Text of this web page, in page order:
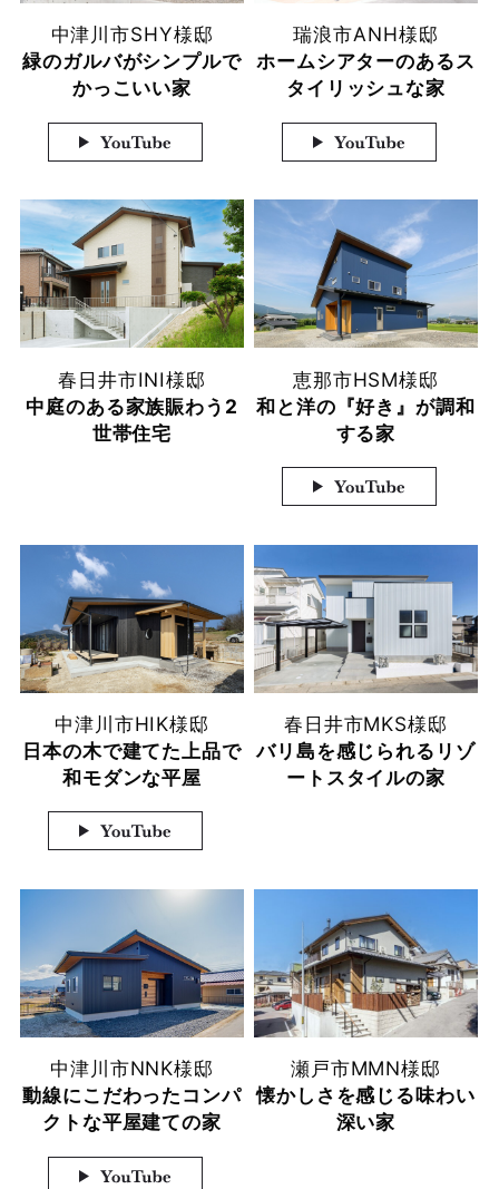
中津川市SHY様邸
緑のガルバがシンプルで
かっこいい家
瑞浪市ANH様邸
ホームシアターのあるス
タイリッシュな家
春日井市INI様邸
中庭のある家族賑わう2
世帯住宅
恵那市HSM様邸
和と洋の『好き』が調和
する家
中津川市HIK様邸
日本の木で建てた上品で
和モダンな平屋
春日井市MKS様邸
バリ島を感じられるリゾ
ートスタイルの家
中津川市NNK様邸
動線にこだわったコンパ
クトな平屋建ての家
瀬戸市MMN様邸
懐かしさを感じる味わい
深い家